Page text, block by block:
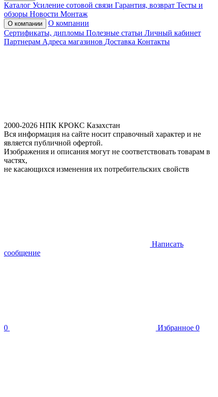
Каталог Усиление сотовой связи Гарантия, возврат Тесты и
обзоры Новости Монтаж
О компании
О компании
Сертификаты, дипломы Полезные статьи Личный кабинет
Партнерам Адреса магазинов Доставка Контакты
2000-2026 НПК КРОКС Казахстан
Вся информация на сайте носит справочный характер и не
является публичной офертой.
Изображения и описания могут не соответствовать товарам в
частях,
не касающихся изменения их потребительских свойств
Написать
сообщение
0 Избранное 0